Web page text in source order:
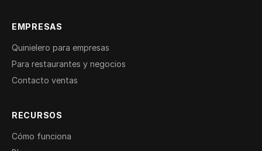
EMPRESAS
Quinielero para empresas
Para restaurantes y negocios
Contacto ventas
RECURSOS
Cómo funciona